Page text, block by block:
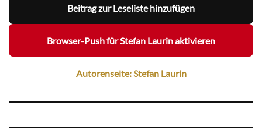
Beitrag zur Leseliste hinzufügen
Browser-Push für Stefan Laurin aktivieren
Autorenseite: Stefan Laurin